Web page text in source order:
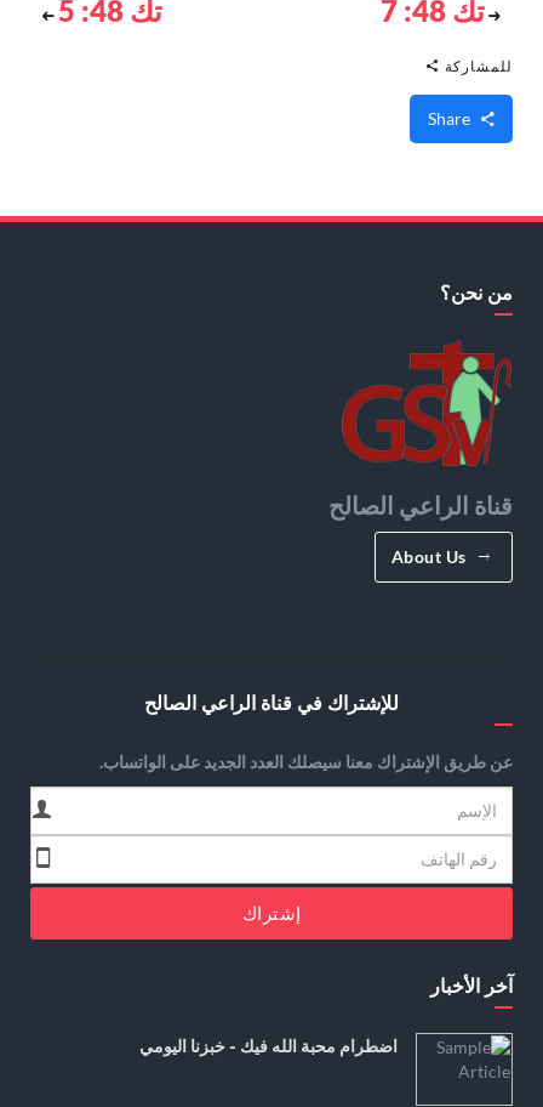
تك 48: 7 تك 48: 5
للمشاركة
من نحن؟
قناة الراعي الصالح
About Us
للإشتراك في قناة الراعي الصالح
عن طريق الإشتراك معنا سيصلك العدد الجديد على الواتساب.
إشتراك
آخر الأخبار
اضطرام محبة الله فيك - خبزنا اليومي